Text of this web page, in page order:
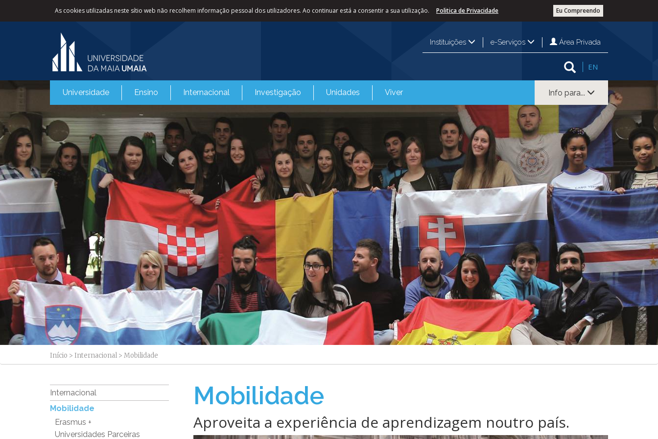
As cookies utilizadas neste sítio web não recolhem informação pessoal dos utilizadores. Ao continuar está a consentir a sua utilização. Eu Compreendo
Politica de Privacidade
Instituições e-Serviços Área Privada
EN
Universidade Ensino Internacional Investigação Unidades Viver Info para...
Início > Internacional > Mobilidade
Internacional
Mobilidade
Erasmus +
Universidades Parceiras
Mobilidade
Aproveita a experiência de aprendizagem noutro país.